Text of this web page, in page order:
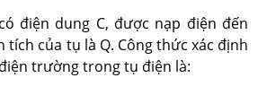
điện dung C, được nạp điện đến
tích của tụ là Q. Công thức xác định
trường trong tụ điện là: